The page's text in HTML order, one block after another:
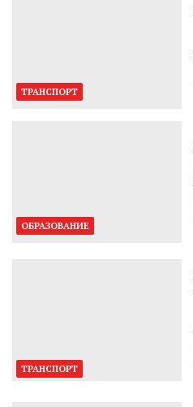
ТРАНСПОРТ
ОБРАЗОВАНИЕ
ТРАНСПОРТ